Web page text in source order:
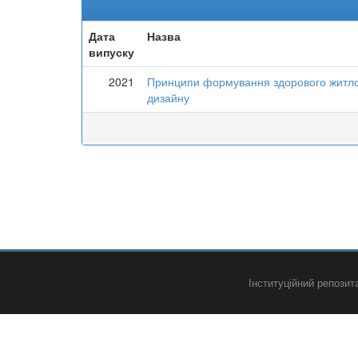
Дата
випуску
Назва
2021
Принципи формування здорового
дизайну
Інституційний